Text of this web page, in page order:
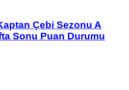
Çebi Sezonu A
Sonu Puan Durumu